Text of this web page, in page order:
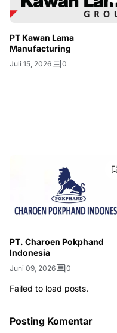
PT Kawan Lama
Manufacturing
Juli 15, 2026 0
PT. Charoen Pokphand
Indonesia
Juni 09, 2026 0
Failed to load posts.
Posting Komentar